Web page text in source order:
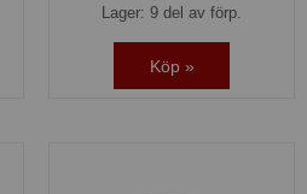
Lager: 9 del av förp.
Köp »